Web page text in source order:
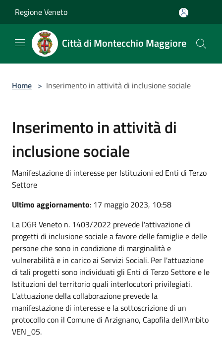
Regione Veneto
Città di Montecchio Maggiore
Home > Inserimento in attività di inclusione sociale
Inserimento in attività di
inclusione sociale
Manifestazione di interesse per Istituzioni ed Enti di Terzo
Settore
Ultimo aggiornamento: 17 maggio 2023, 10:58
La DGR Veneto n. 1403/2022 prevede l'attivazione di
progetti di inclusione sociale a favore delle famiglie e delle
persone che sono in condizione di marginalità e
vulnerabilità e in carico ai Servizi Sociali. Per l'attuazione
di tali progetti sono individuati gli Enti di Terzo Settore e le
Istituzioni del territorio quali interlocutori privilegiati.
L'attuazione della collaborazione prevede la
manifestazione di interesse e la sottoscrizione di un
protocollo con il Comune di Arzignano, Capofila dell'Ambito
VEN_05.